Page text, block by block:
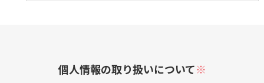
個人情報の取り扱いについて※